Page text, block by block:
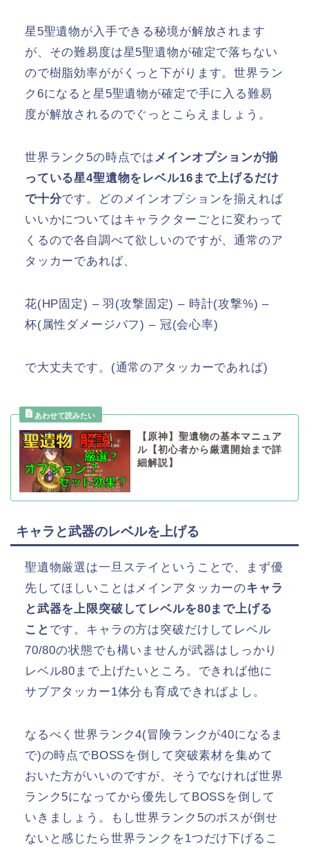
星5聖遺物が入手できる秘境が解放されます
が、その難易度は星5聖遺物が確定で落ちない
ので樹脂効率ががくっと下がります。世界ラン
ク6になると星5聖遺物が確定で手に入る難易
度が解放されるのでぐっとこらえましょう。
世界ランク5の時点では メインオプションが揃
っている星4聖遺物をレベル16まで上げるだけ
で十分です。どのメインオプションを揃えれば
いいかについてはキャラクターごとに変わって
くるので各自調べて欲しいのですが、通常のア
タッカーであれば、
花(HP固定) – 羽(攻撃固定) – 時計(攻撃%) –
杯(属性ダメージバフ) – 冠(会心率)
で大丈夫です。(通常のアタッカーであれば)
【原神】聖遺物の基本マニュア
ル【初心者から厳選開始まで詳
細解説】
キャラと武器のレベルを上げる
聖遺物厳選は一旦ステイということで、まず優
先してほしいことはメインアタッカーのキャラ
と武器を上限突破してレベルを80まで上げる
こと です。キャラの方は突破だけしてレベル
70/80の状態でも構いませんが武器はしっかり
レベル80まで上げたいところ。できれば他に
サブアタッカー1体分も育成できればよし。
なるべく世界ランク4(冒険ランクが40になるま
で)の時点でBOSSを倒して突破素材を集めて
おいた方がいいのですが、そうでなければ世界
ランク5になってから優先してBOSSを倒して
いきましょう。もし世界ランク5のボスが倒せ
ないと感じたら世界ランクを1つだけ下げるこ